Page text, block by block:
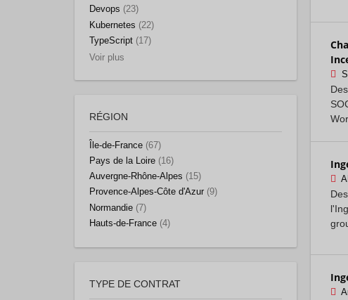
Devops (23)
Kubernetes (22)
TypeScript (17)
Voir plus
RÉGION
Île-de-France (67)
Pays de la Loire (16)
Auvergne-Rhône-Alpes (15)
Provence-Alpes-Côte d'Azur (9)
Normandie (7)
Hauts-de-France (4)
TYPE DE CONTRAT